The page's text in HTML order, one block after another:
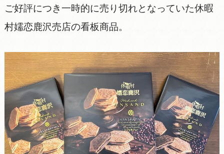
ご好評につき一時的に売り切れとなっていた休暇
村嬬恋鹿沢売店の看板商品。